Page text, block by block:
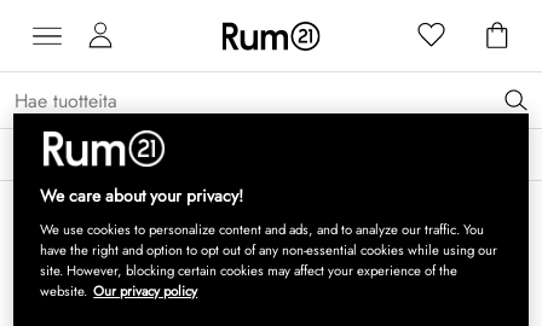
Saat 15 % alennusta Grythyttan Stålmöbler -tuotteista* →
We care about your privacy!
We use cookies to personalize content and ads, and to analyze our traffic. You
have the right and option to opt out of any non-essential cookies while using our
site. However, blocking certain cookies may affect your experience of the
website. Our privacy policy